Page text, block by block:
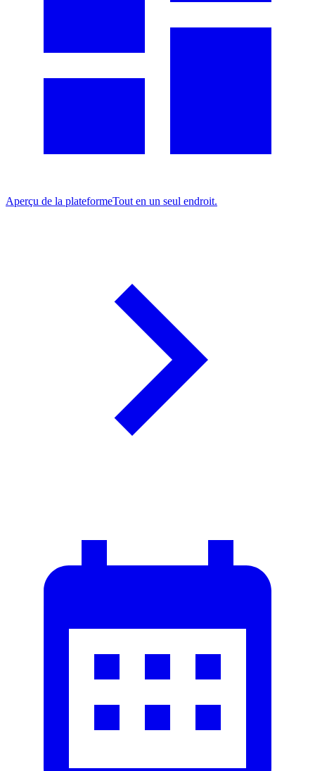
Aperçu de la plateformeTout en un seul endroit.